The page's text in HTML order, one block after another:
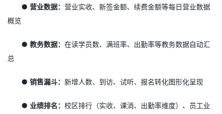
● 营业数据：营业实收、新签金额、续费金额等每日营业数据
概览
● 教务数据：在读学员数、满班率、出勤率等教务数据自动汇
总
● 销售漏斗：新增人数、到访、试听、报名转化图形化呈现
● 业绩排名：校区排行（实收、课消、出勤率维度）、员工业